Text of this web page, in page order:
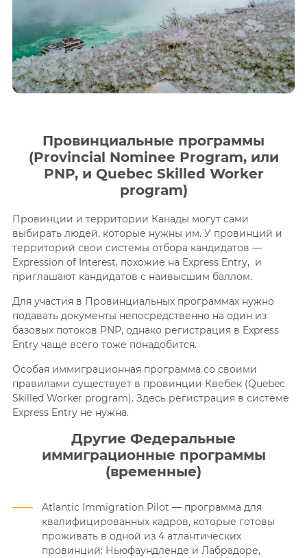
Провинциальные программы
(Provincial Nominee Program, или
PNP, и Quebec Skilled Worker
program)
Провинции и территории Канады могут сами
выбирать людей, которые нужны им. У провинций и
территорий свои системы отбора кандидатов —
Expression of Interest, похожие на Express Entry, и
приглашают кандидатов с наивысшим баллом.
Для участия в Провинциальных программах нужно
подавать документы непосредственно на один из
базовых потоков PNP, однако регистрация в Express
Entry чаще всего тоже понадобится.
Особая иммиграционная программа со своими
правилами существует в провинции Квебек (Quebec
Skilled Worker program). Здесь регистрация в системе
Express Entry не нужна.
Другие Федеральные
иммиграционные программы
(временные)
Atlantic Immigration Pilot — программа для
квалифицированных кадров, которые готовы
проживать в одной из 4 атлантических
провинций: Ньюфаундленде и Лабрадоре,